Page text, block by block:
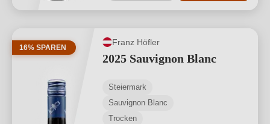
16% SPAREN
Franz Höfler
2025 Sauvignon Blanc
Steiermark
Sauvignon Blanc
Trocken